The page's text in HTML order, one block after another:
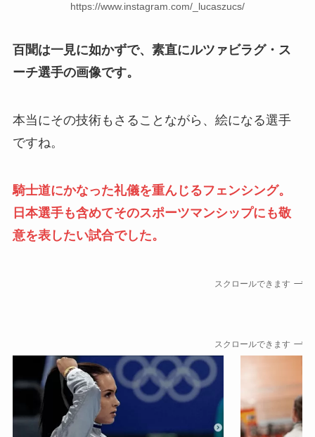
https://www.instagram.com/_lucaszucs/
百聞は一見に如かずで、素直にルツァビラグ・ス
ーチ選手の画像です。
本当にその技術もさることながら、絵になる選手
ですね。
騎士道にかなった礼儀を重んじるフェンシング。
日本選手も含めてそのスポーツマンシップにも敬
意を表したい試合でした。
スクロールできます
スクロールできます